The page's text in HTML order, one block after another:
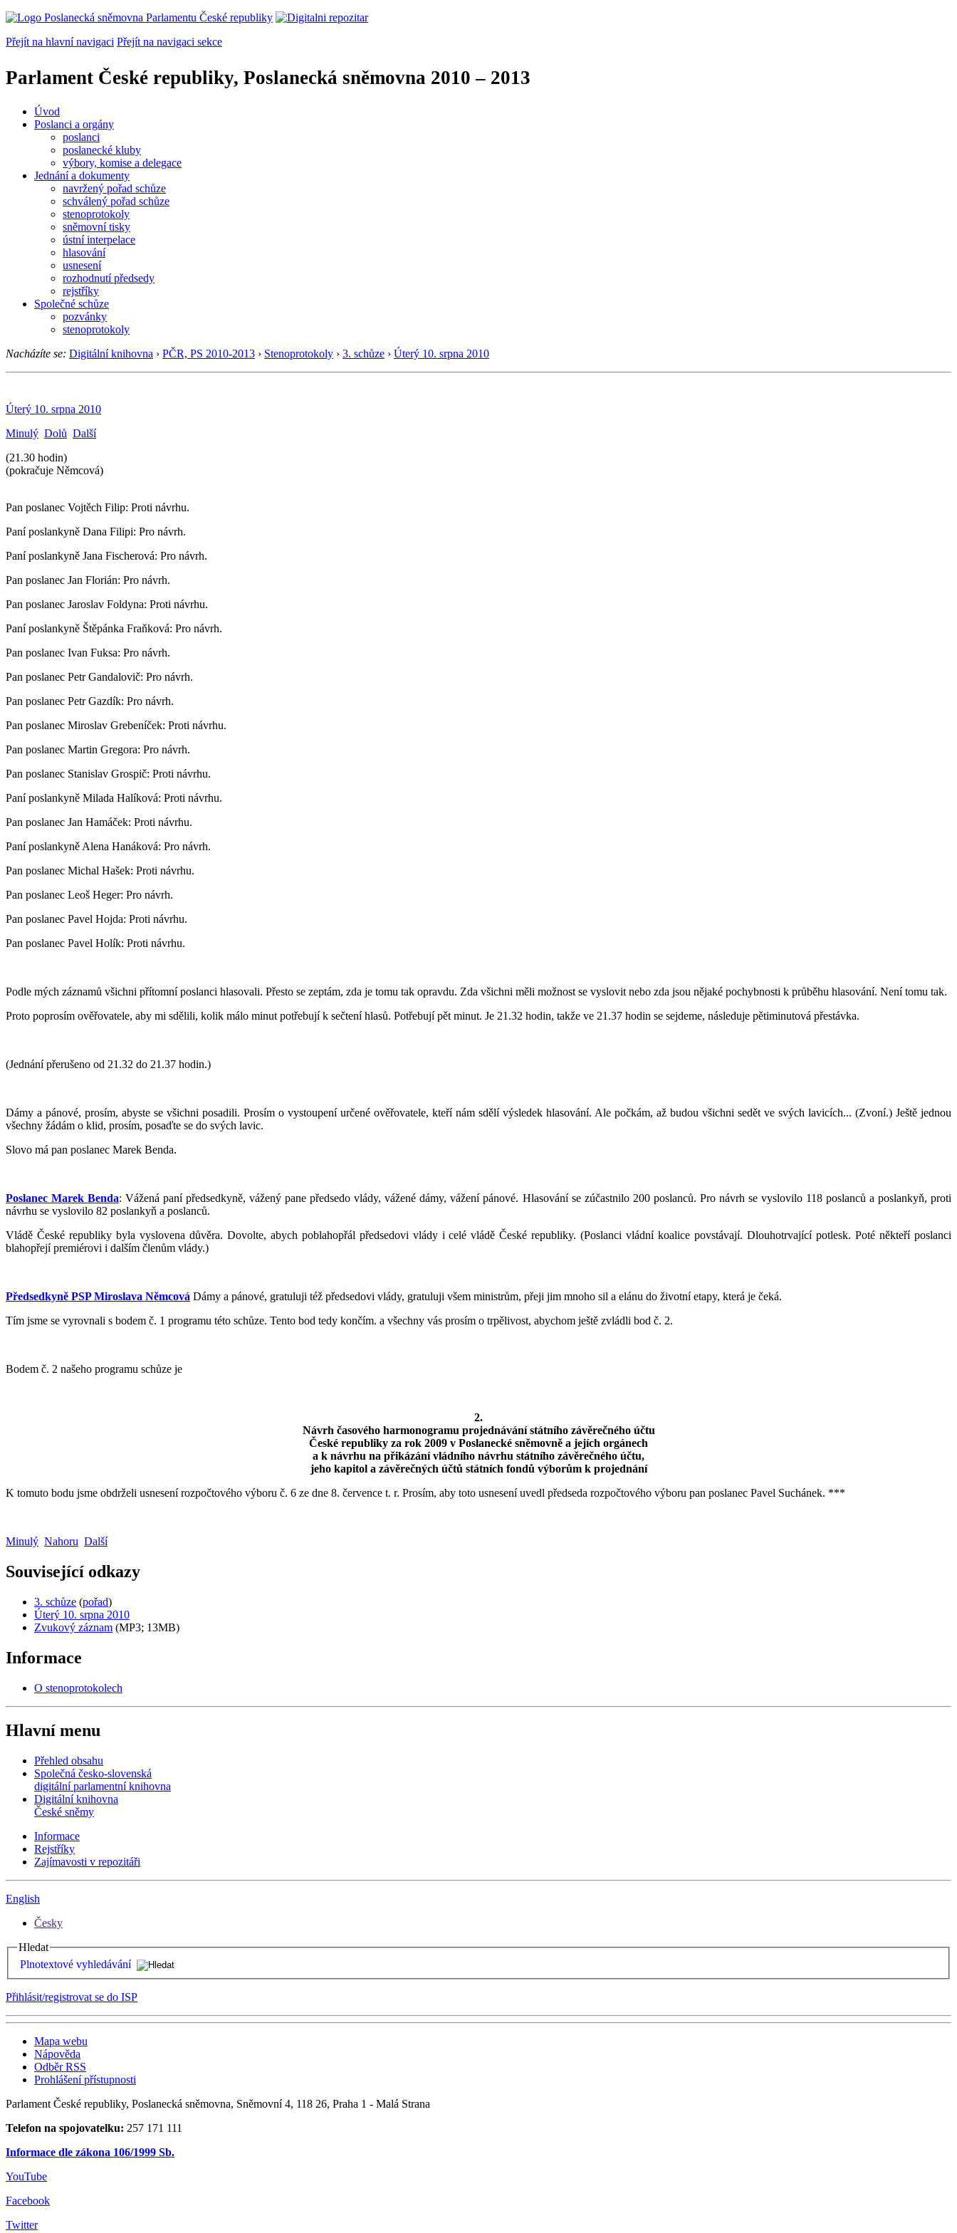
Přejít na hlavní navigaci Přejít na navigaci sekce
Parlament České republiky, Poslanecká sněmovna 2010 – 2013
Úvod
Poslanci a orgány
poslanci
poslanecké kluby
výbory, komise a delegace
Jednání a dokumenty
navržený pořad schůze
schválený pořad schůze
stenoprotokoly
sněmovní tisky
ústní interpelace
hlasování
usnesení
rozhodnutí předsedy
rejstříky
Společné schůze
pozvánky
stenoprotokoly
Nacházíte se: Digitální knihovna › PČR, PS 2010-2013 › Stenoprotokoly › 3. schůze › Úterý 10. srpna 2010
Úterý 10. srpna 2010
Minulý Dolů Další
(21.30 hodin)
(pokračuje Němcová)
Pan poslanec Vojtěch Filip: Proti návrhu.
Paní poslankyně Dana Filipi: Pro návrh.
Paní poslankyně Jana Fischerová: Pro návrh.
Pan poslanec Jan Florián: Pro návrh.
Pan poslanec Jaroslav Foldyna: Proti návrhu.
Paní poslankyně Štěpánka Fraňková: Pro návrh.
Pan poslanec Ivan Fuksa: Pro návrh.
Pan poslanec Petr Gandalovič: Pro návrh.
Pan poslanec Petr Gazdík: Pro návrh.
Pan poslanec Miroslav Grebeníček: Proti návrhu.
Pan poslanec Martin Gregora: Pro návrh.
Pan poslanec Stanislav Grospič: Proti návrhu.
Paní poslankyně Milada Halíková: Proti návrhu.
Pan poslanec Jan Hamáček: Proti návrhu.
Paní poslankyně Alena Hanáková: Pro návrh.
Pan poslanec Michal Hašek: Proti návrhu.
Pan poslanec Leoš Heger: Pro návrh.
Pan poslanec Pavel Hojda: Proti návrhu.
Pan poslanec Pavel Holík: Proti návrhu.
Podle mých záznamů všichni přítomní poslanci hlasovali. Přesto se zeptám, zda je tomu tak opravdu. Zda všichni měli možnost se vyslovit nebo zda jsou nějaké pochybnosti k průběhu hlasování. Není tomu tak.
Proto poprosím ověřovatele, aby mi sdělili, kolik málo minut potřebují k sečtení hlasů. Potřebují pět minut. Je 21.32 hodin, takže ve 21.37 hodin se sejdeme, následuje pětiminutová přestávka.
(Jednání přerušeno od 21.32 do 21.37 hodin.)
Dámy a pánové, prosím, abyste se všichni posadili. Prosím o vystoupení určené ověřovatele, kteří nám sdělí výsledek hlasování. Ale počkám, až budou všichni sedět ve svých lavicích... (Zvoní.) Ještě jednou
všechny žádám o klid, prosím, posaďte se do svých lavic.
Slovo má pan poslanec Marek Benda.
Poslanec Marek Benda: Vážená paní předsedkyně, vážený pane předsedo vlády, vážené dámy, vážení pánové. Hlasování se zúčastnilo 200 poslanců. Pro návrh se vyslovilo 118 poslanců a poslankyň, proti
návrhu se vyslovilo 82 poslankyň a poslanců.
Vládě České republiky byla vyslovena důvěra. Dovolte, abych poblahopřál předsedovi vlády i celé vládě České republiky. (Poslanci vládní koalice povstávají. Dlouhotrvající potlesk. Poté někteří poslanci
blahopřejí premiérovi i dalším členům vlády.)
Předsedkyně PSP Miroslava Němcová Dámy a pánové, gratuluji též předsedovi vlády, gratuluji všem ministrům, přeji jim mnoho sil a elánu do životní etapy, která je čeká.
Tím jsme se vyrovnali s bodem č. 1 programu této schůze. Tento bod tedy končím. a všechny vás prosím o trpělivost, abychom ještě zvládli bod č. 2.
Bodem č. 2 našeho programu schůze je
2.
Návrh časového harmonogramu projednávání státního závěrečného účtu
České republiky za rok 2009 v Poslanecké sněmovně a jejích orgánech
a k návrhu na přikázání vládního návrhu státního závěrečného účtu,
jeho kapitol a závěrečných účtů státních fondů výborům k projednání
K tomuto bodu jsme obdrželi usnesení rozpočtového výboru č. 6 ze dne 8. července t. r. Prosím, aby toto usnesení uvedl předseda rozpočtového výboru pan poslanec Pavel Suchánek. ***
Minulý Nahoru Další
Související odkazy
3. schůze (pořad)
Úterý 10. srpna 2010
Zvukový záznam (MP3; 13MB)
Informace
O stenoprotokolech
Hlavní menu
Přehled obsahu
Společná česko-slovenská
digitální parlamentní knihovna
Digitální knihovna
České sněmy
Informace
Rejstříky
Zajímavosti v repozitáři
English
Česky
Hledat
Plnotextové vyhledávání
Přihlásit/registrovat se do ISP
Mapa webu
Nápověda
Odběr RSS
Prohlášení přístupnosti
Parlament České republiky, Poslanecká sněmovna, Sněmovní 4, 118 26, Praha 1 - Malá Strana
Telefon na spojovatelku: 257 171 111
Informace dle zákona 106/1999 Sb.
YouTube
Facebook
Twitter